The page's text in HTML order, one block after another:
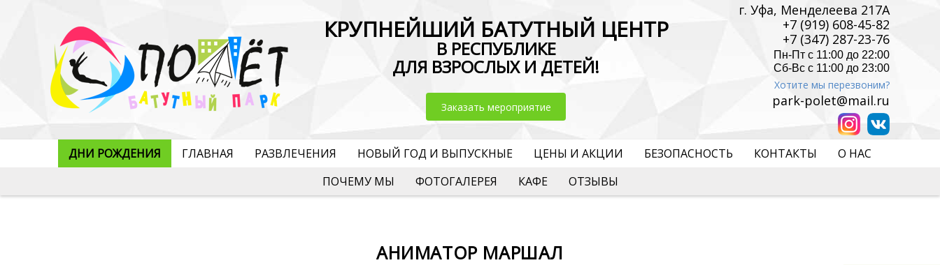
КРУПНЕЙШИЙ БАТУТНЫЙ ЦЕНТР
В РЕСПУБЛИКЕ
ДЛЯ ВЗРОСЛЫХ И ДЕТЕЙ!
Заказать мероприятие
г. Уфа, Менделеева 217А
+7 (919) 608-45-82
+7 (347) 287-23-76
Пн-Пт с 11:00 до 22:00
Сб-Вс с 11:00 до 23:00
Хотите мы перезвоним?
park-polet@mail.ru
ДНИ РОЖДЕНИЯ ГЛАВНАЯ РАЗВЛЕЧЕНИЯ НОВЫЙ ГОД И ВЫПУСКНЫЕ ЦЕНЫ И АКЦИИ БЕЗОПАСНОСТЬ КОНТАКТЫ
О НАС
ПОЧЕМУ МЫ
ФОТОГАЛЕРЕЯ КАФЕ ОТЗЫВЫ
АНИМАТОР МАРШАЛ